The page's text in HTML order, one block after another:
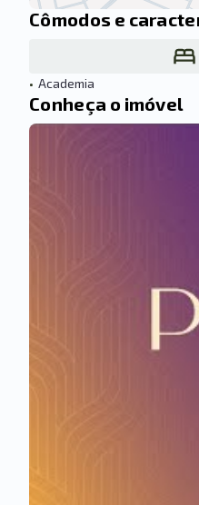
Cômodos e
• Academia
Conheça o imóvel